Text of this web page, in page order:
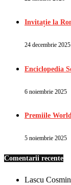
Invitație la
24 decembrie 2025
Enciclopedia
6 noiembrie 2025
Premiile
5 noiembrie 2025
Comentarii recente
Lascu Cosmin